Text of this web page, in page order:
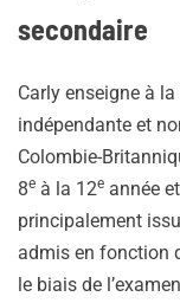
secondaire
Carly enseigne à la
indépendante et
Colombie-
8e à la 12e année
principalement
admis en fonction
le biais de